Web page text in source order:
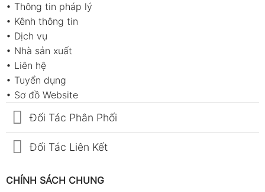
• Thông tin pháp lý
• Kênh thông tin
• Dịch vụ
• Nhà sản xuất
• Liên hệ
• Tuyển dụng
• Sơ đồ Website
Đối Tác Phân Phối
Đối Tác Liên Kết
CHÍNH SÁCH CHUNG